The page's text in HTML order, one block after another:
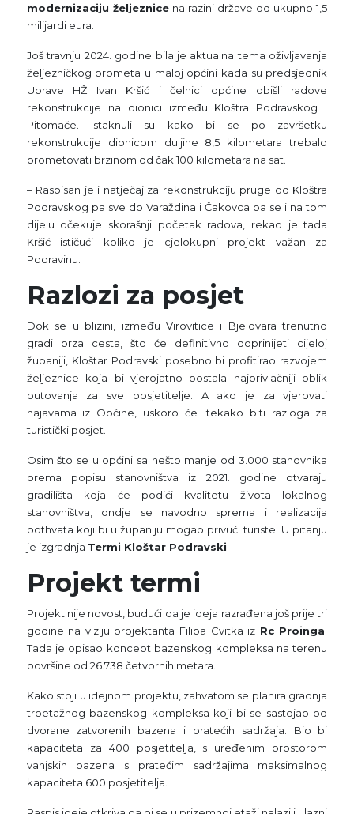
modernizaciju željeznicena razini države od ukupno 1,5
milijardi eura.
Još travnju 2024. godine bila je aktualna tema oživljavanja
željezničkog prometa u maloj općini kada su predsjednik
Uprave HŽ Ivan Kršić i čelnici općine obišli radove
rekonstrukcije na dionici između Kloštra Podravskog i
Pitomače. Istaknuli su kako bi se po završetku
rekonstrukcije dionicom duljine 8,5 kilometara trebalo
prometovati brzinom od čak 100 kilometara na sat.
– Raspisan je i natječaj za rekonstrukciju pruge od Kloštra
Podravskog pa sve do Varaždina i Čakovca pa se i na tom
dijelu očekuje skorašnji početak radova, rekao je tada
Kršić ističući koliko je cjelokupni projekt važan za
Podravinu.
Razlozi za posjet
Dok se u blizini, između Virovitice i Bjelovara trenutno
gradi brza cesta, što će definitivno doprinijeti cijeloj
županiji, Kloštar Podravski posebno bi profitirao razvojem
željeznice koja bi vjerojatno postala najprivlačniji oblik
putovanja za sve posjetitelje. A ako je za vjerovati
najavama iz Općine, uskoro će itekako biti razloga za
turistički posjet.
Osim što se u općini sa nešto manje od 3.000 stanovnika
prema popisu stanovništva iz 2021. godine otvaraju
gradilišta koja će podići kvalitetu života lokalnog
stanovništva, ondje se navodno sprema i realizacija
pothvata koji bi u županiju mogao privući turiste. U pitanju
je izgradnja Termi Kloštar Podravski
Projekt termi
Projekt nije novost, budući da je ideja razrađena još prije tri
godine na viziju projektanta Filipa Cvitka iz Rc Proinga
Tada je opisao koncept bazenskog kompleksa na terenu
površine od 26.738 četvornih metara.
Kako stoji u idejnom projektu, zahvatom se planira gradnja
troetažnog bazenskog kompleksa koji bi se sastojao od
dvorane zatvorenih bazena i pratećih sadržaja. Bio bi
kapaciteta za 400 posjetitelja, s uređenim prostorom
vanjskih bazena s pratećim sadržajima maksimalnog
kapaciteta 600 posjetitelja.